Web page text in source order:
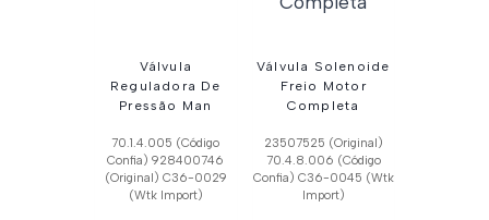
Válvula
Reguladora De
Pressão Man
70.1.4.005 (Código
Confia) 928400746
(Original) C36-0029
(Wtk Import)
Válvula Solenoide
Freio Motor
Completa
23507525 (Original)
70.4.8.006 (Código
Confia) C36-0045 (Wtk
Import)